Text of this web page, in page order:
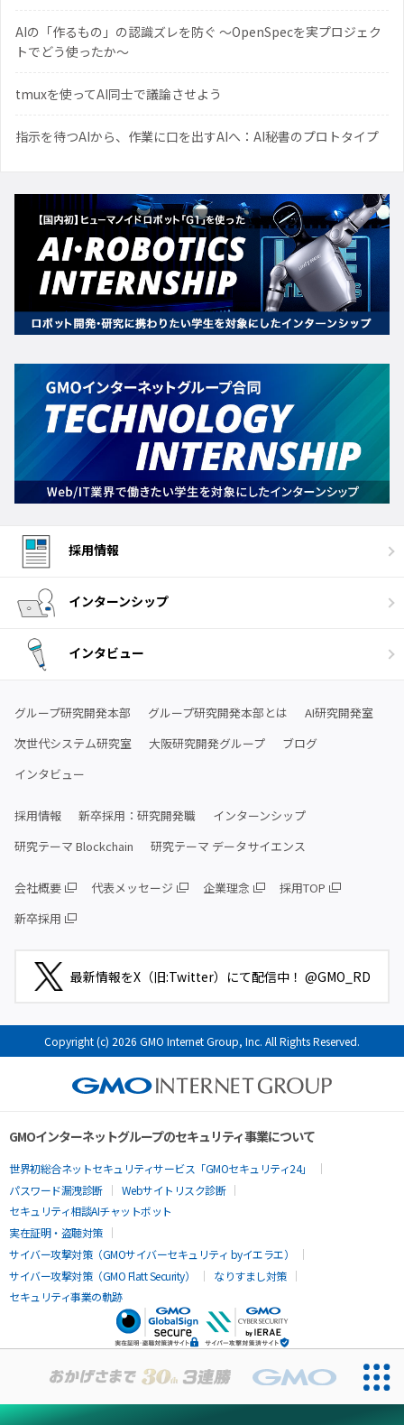
AIの「作るもの」の認識ズレを防ぐ 〜OpenSpecを実プロジェク
トでどう使ったか〜
tmuxを使ってAI同士で議論させよう
指示を待つAIから、作業に口を出すAIへ：AI秘書のプロトタイプ
採用情報
インターンシップ
インタビュー
グループ研究開発本部 グループ研究開発本部とは
AI研究開発室
次世代システム研究室
大阪研究開発グループ
ブログ
インタビュー
採用情報 新卒採用：研究開発職
インターンシップ
研究テーマ Blockchain
研究テーマ データサイエンス
会社概要 代表メッセージ 企業理念
採用TOP
新卒採用
最新情報をX（旧:Twitter）にて配信中！ @GMO_RD
Copyright (c) 2026 GMO Internet Group, Inc. All Rights Reserved.
GMOインターネットグループのセキュリティ事業について
世界初総合ネットセキュリティサービス「GMOセキュリティ24」
パスワード漏洩診断
Webサイトリスク診断
セキュリティ相談AIチャットボット
実在証明・盗聴対策
サイバー攻撃対策（GMOサイバーセキュリティ byイエラエ）
サイバー攻撃対策（GMO Flatt Security）
なりすまし対策
セキュリティ事業の軌跡